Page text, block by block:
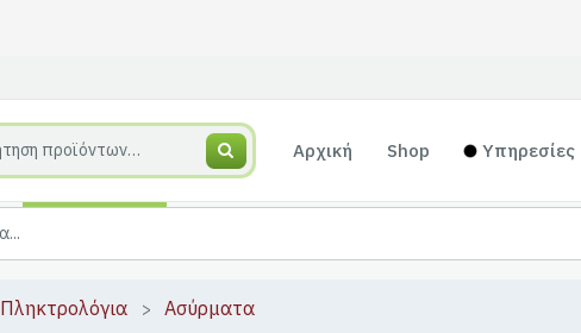
Αρχική Shop Υπηρεσίες
Πληκτρολόγια Ασύρματα